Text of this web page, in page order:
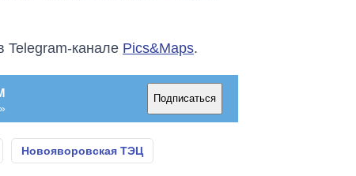
Telegram-канале Pics&Maps.
Подписаться
Новояворовская ТЭЦ